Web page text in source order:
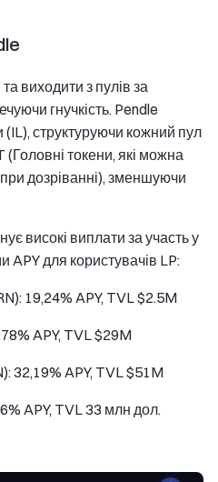
виходити з пулів за
гнучкість. Pendle
(IL), структуруючи кожний пул
токени, які можна
дозріванні), зменшуючи
високі виплати за участь у
APY для користувачів LP:
19,24% APY, TVL $2.5M
APY, TVL $29M
32,19% APY, TVL $51M
APY, TVL 33 млн дол.